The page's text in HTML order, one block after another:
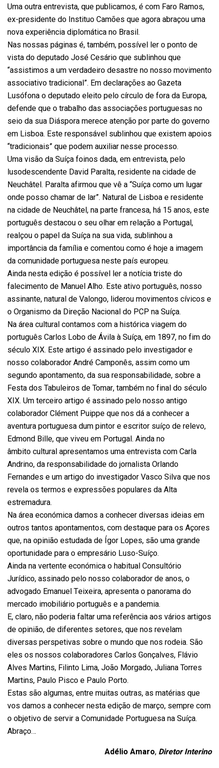
Uma outra entrevista, que publicamos, é com Faro Ramos,
ex-presidente do Instituo Camões que agora abraçou uma
nova experiência diplomática no Brasil.
Nas nossas páginas é, também, possível ler o ponto de
vista do deputado José Cesário que sublinhou que
“assistimos a um verdadeiro desastre no nosso movimento
associativo tradicional”. Em declarações ao Gazeta
Lusófona o deputado eleito pelo círculo de fora da Europa,
defende que o trabalho das associações portuguesas no
seio da sua Diáspora merece atenção por parte do governo
em Lisboa. Este responsável sublinhou que existem apoios
“tradicionais” que podem auxiliar nesse processo.
Uma visão da Suíça foinos dada, em entrevista, pelo
lusodescendente David Paralta, residente na cidade de
Neuchâtel. Paralta afirmou que vê a “Suíça como um lugar
onde posso chamar de lar”. Natural de Lisboa e residente
na cidade de Neuchâtel, na parte francesa, há 15 anos, este
português destacou o seu olhar em relação a Portugal,
realçou o papel da Suíça na sua vida, sublinhou a
importância da família e comentou como é hoje a imagem
da comunidade portuguesa neste país europeu.
Ainda nesta edição é possível ler a notícia triste do
falecimento de Manuel Alho. Este ativo português, nosso
assinante, natural de Valongo, liderou movimentos cívicos e
o Organismo da Direção Nacional do PCP na Suíça.
Na área cultural contamos com a histórica viagem do
português Carlos Lobo de Ávila à Suíça, em 1897, no fim do
século XIX. Este artigo é assinado pelo investigador e
nosso colaborador André Camponês, assim como um
segundo apontamento, da sua responsabilidade, sobre a
Festa dos Tabuleiros de Tomar, também no final do século
XIX. Um terceiro artigo é assinado pelo nosso antigo
colaborador Clément Puippe que nos dá a conhecer a
aventura portuguesa dum pintor e escritor suíço de relevo,
Edmond Bille, que viveu em Portugal. Ainda no
âmbito cultural apresentamos uma entrevista com Carla
Andrino, da responsabilidade do jornalista Orlando
Fernandes e um artigo do investigador Vasco Silva que nos
revela os termos e expressões populares da Alta
estremadura.
Na área económica damos a conhecer diversas ideias em
outros tantos apontamentos, com destaque para os Açores
que, na opinião estudada de Ígor Lopes, são uma grande
oportunidade para o empresário Luso-Suíço.
Ainda na vertente económica o habitual Consultório
Jurídico, assinado pelo nosso colaborador de anos, o
advogado Emanuel Teixeira, apresenta o panorama do
mercado imobiliário português e a pandemia.
E, claro, não poderia faltar uma referência aos vários artigos
de opinião, de diferentes setores, que nos revelam
diversas perspetivas sobre o mundo que nos rodeia. São
eles os nossos colaboradores Carlos Gonçalves, Flávio
Alves Martins, Filinto Lima, João Morgado, Juliana Torres
Martins, Paulo Pisco e Paulo Porto.
Estas são algumas, entre muitas outras, as matérias que
vos damos a conhecer nesta edição de março, sempre com
o objetivo de servir a Comunidade Portuguesa na Suíça.
Abraço…
Adélio Amaro, Diretor Interino